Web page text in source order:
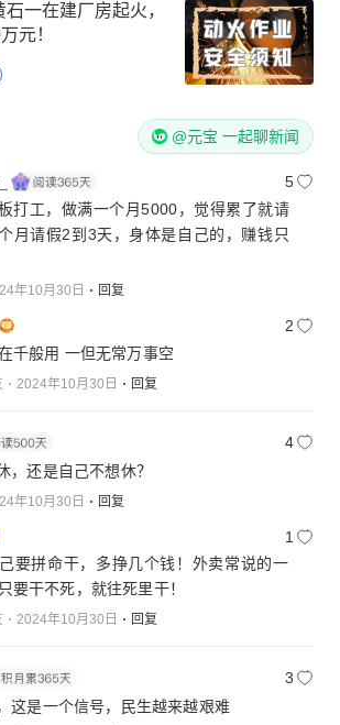
一在建厂房起火，
元！
@元宝 一起聊新闻
5
打工，做满一个月5000，觉得累了就请
月请假2到3天，身体是自己的，赚钱只
年10月30日 回复
2
千般用 一但无常万事空
2024年10月30日 回复
4
，还是自己不想休？
年10月30日 回复
1
要拼命干，多挣几个钱！外卖常说的一
要干不死，就往死里干！
2024年10月30日 回复
3
这是一个信号，民生越来越艰难